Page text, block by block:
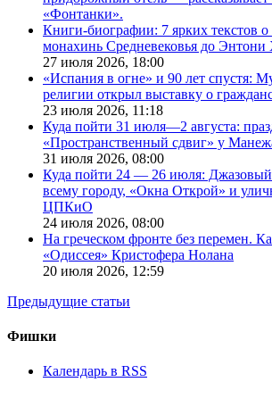
«Фонтанки».
Книги-биографии: 7 ярких текстов
монахинь Средневековья до Энтони
27 июля 2026, 18:00
«Испания в огне» и 90 лет спустя:
религии открыл выставку о
23 июля 2026, 11:18
Куда пойти 31 июля—2 августа:
«Пространственный сдвиг» у
31 июля 2026, 08:00
Куда пойти 24 — 26 июля: Джазовый
всему городу, «Окна Открой» и
ЦПКиО
24 июля 2026, 08:00
На греческом фронте без перемен.
«Одиссея» Кристофера Нолана
20 июля 2026, 12:59
Предыдущие статьи
Фишки
Календарь в RSS